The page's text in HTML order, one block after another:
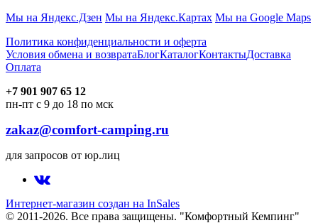
Мы на Яндекс.Дзен Мы на Яндекс.Картах Мы на Google Maps
Политика конфиденциальности и оферта
Условия обмена и возвратаБлогКаталогКонтактыДоставка
Оплата
+7 901 907 65 12
пн-пт с 9 до 18 по мск
zakaz@comfort-camping.ru
для запросов от юр.лиц
Интернет-магазин создан на InSales
© 2011-2026. Все права защищены. "Комфортный Кемпинг"